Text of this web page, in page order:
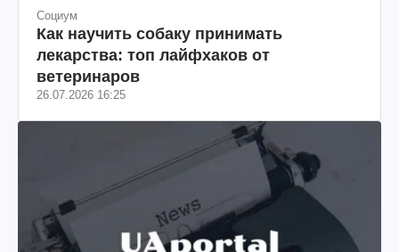
Социум
Как научить собаку принимать
лекарства: топ лайфхаков от
ветеринаров
26.07.2026 16:25